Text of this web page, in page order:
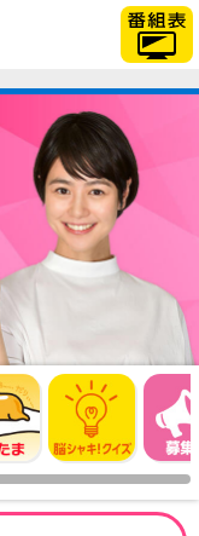
「TBSテレビ」トップページ